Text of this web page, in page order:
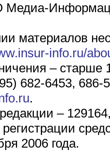
материалов
info.ru/
– старше
682-6453, 686-
.
–
регистрации
2006 года.